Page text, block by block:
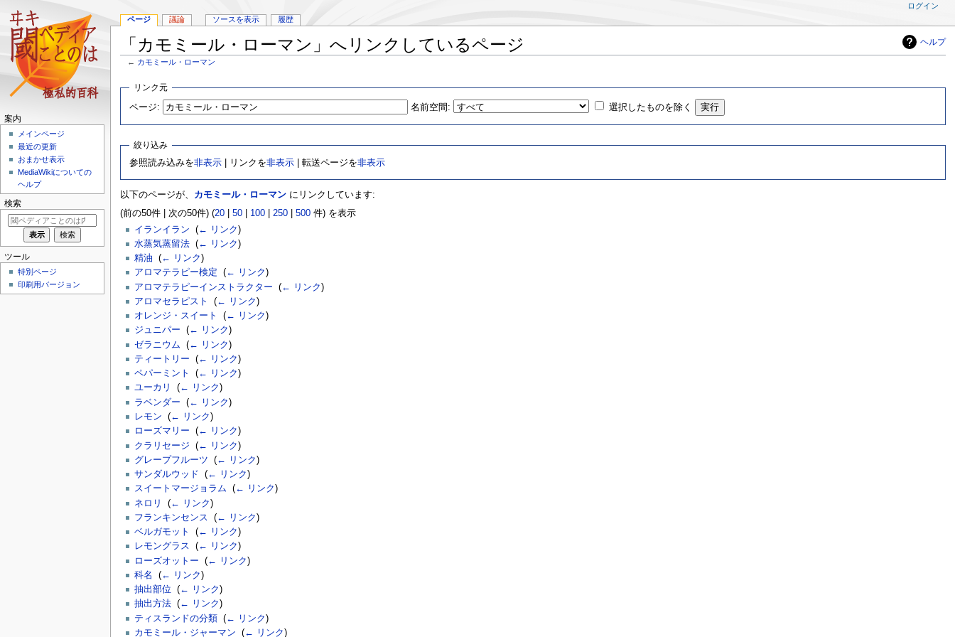
ヘルプ
「カモミール・ローマン」へリンクしているページ
← カモミール・ローマン
ー
移
移
リンク元
ページ: 名前空間: 選択したものを除く
絞り込み
参照読み込みを非表示 | リンクを非表示 | 転送ページを非表示
以下のページが、 カモミール・ローマンにリンクしています:
(前の50件 | 次の50件) (20| 50| 100| 250| 500件) を表示
イランイラン
(← リンク)
水蒸気蒸留法‎ (← リンク)
精油
(← リンク )
アロマテラピー検定
(← リンク )
アロマテラピーインストラクター
(← リンク)
アロマセラピスト
(← リンク)
オレンジ・スイート
(← リンク )
ジュニパー
(← リンク )
ゼラニウム
(← リンク)
ティートリー
(← リンク )
ペパーミント
(← リンク )
ユーカリ
(← リンク )
ラベンダー
(← リンク)
レモン
(← リンク )
ローズマリー
(← リンク )
クラリセージ
(← リンク)
グレープフルーツ
(← リンク)
サンダルウッド
(← リンク )
スイートマージョラム
(← リンク )
ネロリ
(← リンク)
フランキンセンス
(← リンク)
ベルガモット
(← リンク )
レモングラス
(← リンク )
ローズオットー
(← リンク)
科名
(← リンク )
抽出部位
(← リンク )
抽出方法‎ (← リンク )
ティスランドの分類‎ (← リンク)
カモミール・ジャーマン
(← リンク )
ページ 議論 ソースを表示 履歴
ログイン
案内
メインページ
最近の更新
おまかせ表示
MediaWikiについての
ヘルプ
検索
ツール
特別ページ
印刷用バージョン